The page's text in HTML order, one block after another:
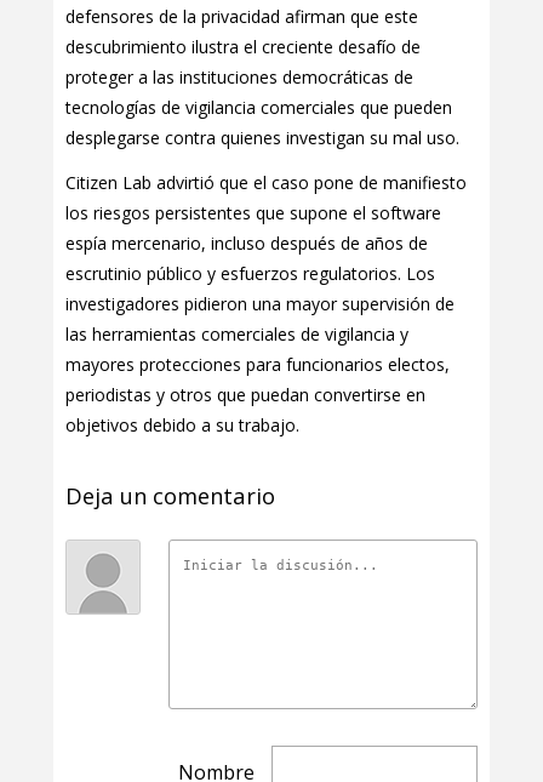
defensores de la privacidad afirman que este
descubrimiento ilustra el creciente desafío de
proteger a las instituciones democráticas de
tecnologías de vigilancia comerciales que pueden
desplegarse contra quienes investigan su mal uso.
Citizen Lab advirtió que el caso pone de manifiesto
los riesgos persistentes que supone el software
espía mercenario, incluso después de años de
escrutinio público y esfuerzos regulatorios. Los
investigadores pidieron una mayor supervisión de
las herramientas comerciales de vigilancia y
mayores protecciones para funcionarios electos,
periodistas y otros que puedan convertirse en
objetivos debido a su trabajo.
Deja un comentario
Nombre